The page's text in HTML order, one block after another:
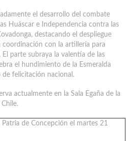
el desarrollo del combate
Huáscar e Independencia contra las
destacando el despliegue
con la artillería para
parte subraya la valentía de las
el hundimiento de la Esmeralda
felicitación nacional.
actualmente en la Sala Egaña de la
de Concepción el martes 21